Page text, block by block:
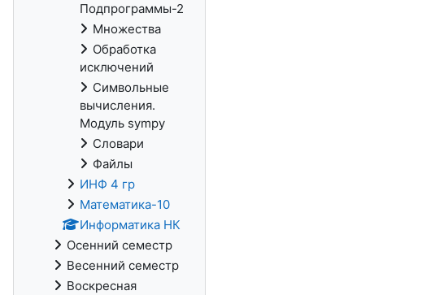
Подпрограммы-2
Множества
Обработка
исключений
Символьные
вычисления.
Модуль sympy
Словари
Файлы
ИНФ 4 гр
Математика-10
Информатика НК
Осенний семестр
Весенний семестр
Воскресная